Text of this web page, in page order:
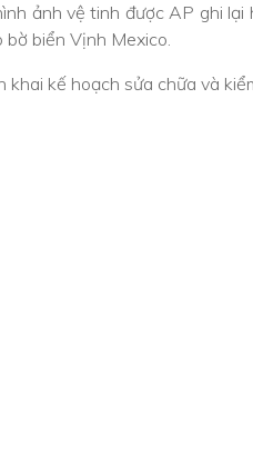
ảnh vệ tinh được AP ghi
biển Vịnh Mexico.
kế hoạch sửa chữa và